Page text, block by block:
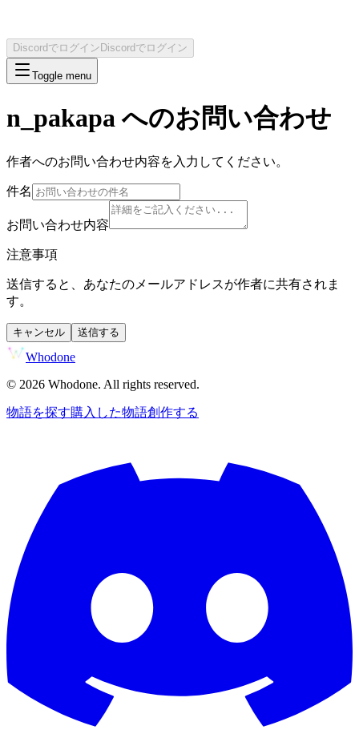
Discordでログイン Discordでログイン
Toggle menu
n_pakapaへのお問い合わせ
作者へのお問い合わせ内容を入力してください。
件名
お問い合わせ内容
注意事項
送信すると、あなたのメールアドレスが作者に共有されま
す。
キャンセル 送信する
Whodone
© 2026 Whodone. All rights reserved.
物語を探す購入した物語創作する